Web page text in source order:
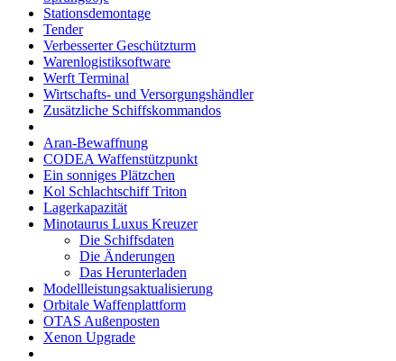
Stationsdemontage
Tender
Verbesserter Geschützturm
Warenlogistiksoftware
Werft Terminal
Wirtschafts- und Versorgungshändler
Zusätzliche Schiffskommandos
Aran-Bewaffnung
CODEA Waffenstützpunkt
Ein sonniges Plätzchen
Kol Schlachtschiff Triton
Lagerkapazität
Minotaurus Luxus Kreuzer
Die Schiffsdaten
Die Änderungen
Das Herunterladen
Modellleistungsaktualisierung
Orbitale Waffenplattform
OTAS Außenposten
Xenon Upgrade